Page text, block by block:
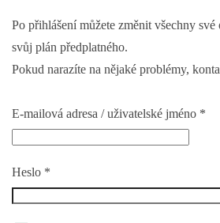
Po přihlášení můžete změnit všechny
svůj plán předplatného.
Pokud narazíte na nějaké problémy,
E-mailová adresa / uživatelské jméno *
Heslo *